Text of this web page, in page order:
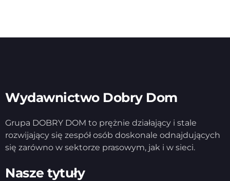
Wydawnictwo Dobry Dom
Grupa DOBRY DOM to prężnie działający i stale
rozwijający się zespół osób doskonale odnajdujących
się zarówno w sektorze prasowym, jak i w sieci.
Nasze tytuły